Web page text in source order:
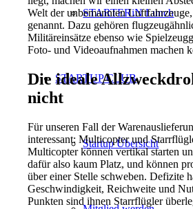
STARTERiN Lunch
STARTUP CLUB
Startup Übersicht
Welt der unbemannten
genannt. Dazu gehören
Militäreinsätze ebenso wie
Foto- und Videoaufnahmen machen
Die ideale
nicht
Für unseren Fall der
interessant: Multicopter und
Multicopter können vertikal starten
dafür also kaum Platz, und können
über einer Stelle schweben. Defizite
Geschwindigkeit, Reichweite und
Punkten sind ihnen Starrflügler